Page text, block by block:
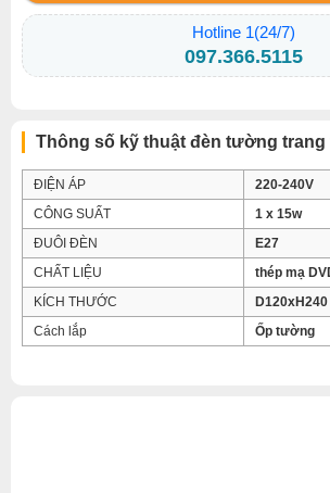
Hotline 1(24/7)
097.366.5115
Thông số kỹ thuật đèn tường trang
ĐIỆN ÁP
220-240V
CÔNG SUẤT
1 x 15w
ĐUÔI ĐÈN
E27
CHẤT LIỆU
thép mạ
KÍCH THƯỚC
D120xH240
Cách lắp
Ốp tường